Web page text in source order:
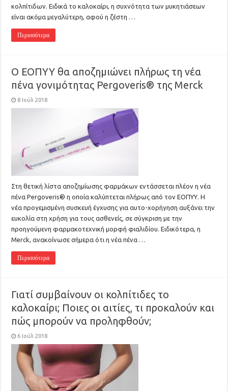
κολπίτιδων. Ειδικά το καλοκαίρι, η συχνότητα των μυκητιάσεων
είναι ακόμα μεγαλύτερη, αφού η ζέστη …
Περισσότερα
Ο ΕΟΠΥΥ θα αποζημιώνει πλήρως τη νέα
πένα γονιμότητας Pergoveris® της Merck
8 Ιούλ 2018
Στη θετική λίστα αποζημίωσης φαρμάκων εντάσσεται πλέον η νέα
πένα Pergoveris® η οποία καλύπτεται πλήρως από τον ΕΟΠΥΥ. Η
νέα προγεμισμένη συσκευή έγχυσης για αυτο-χορήγηση αυξάνει την
ευκολία στη χρήση για τους ασθενείς, σε σύγκριση με την
προηγούμενη φαρμακοτεχνική μορφή φιαλιδίου. Ειδικότερα, η
Merck, ανακοίνωσε σήμερα ότι η νέα πένα …
Περισσότερα
Γιατί συμβαίνουν οι κολπίτιδες το
καλοκαίρι; Ποιες οι αιτίες, τι προκαλούν και
πώς μπορούν να προληφθούν;
6 Ιούλ 2018